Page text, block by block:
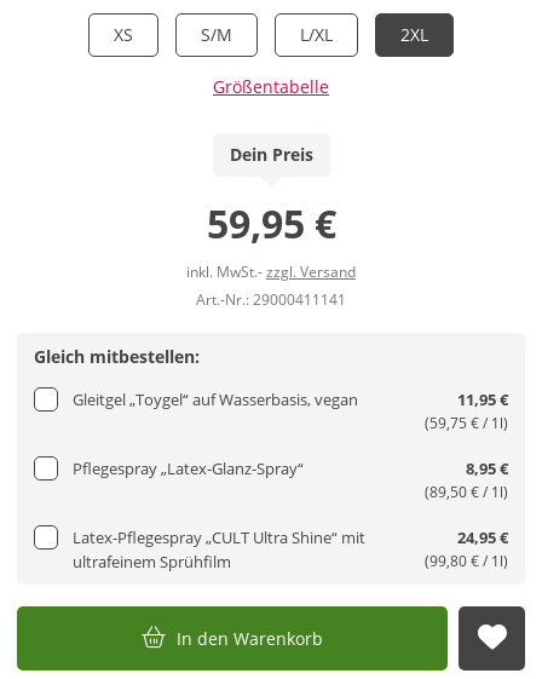
XS S/M L/XL 2XL
Größentabelle
Dein Preis
59,95 €
inkl. MwSt.-zzgl. Versand
Art.-Nr.: 29000411141
Gleich mitbestellen:
Gleitgel „Toygel“ auf Wasserbasis, vegan 11,95 €
(59,75 € / 1l)
Pflegespray „Latex-Glanz-Spray“ 8,95 €
(89,50 € / 1l)
Latex-Pflegespray „CULT Ultra Shine“ mit
ultrafeinem Sprühfilm
24,95 €
(99,80 € / 1l)
In den Warenkorb